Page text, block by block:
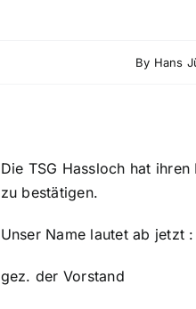
By Hans
Die TSG Hassloch hat
zu bestätigen.
Unser Name lautet ab jetzt
gez. der Vorstand